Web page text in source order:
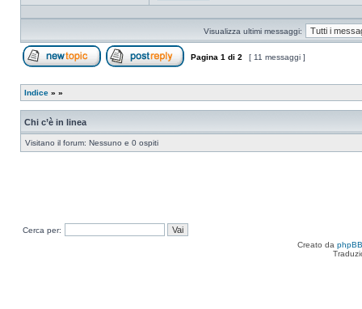
Profilo
Visualizza ultimi messaggi:
Pagina 1 di 2 [ 11 messaggi ]
Indice » »
Chi c’è in linea
Visitano il forum: Nessuno e 0 ospiti
Cerca per:
Creato da phpBB